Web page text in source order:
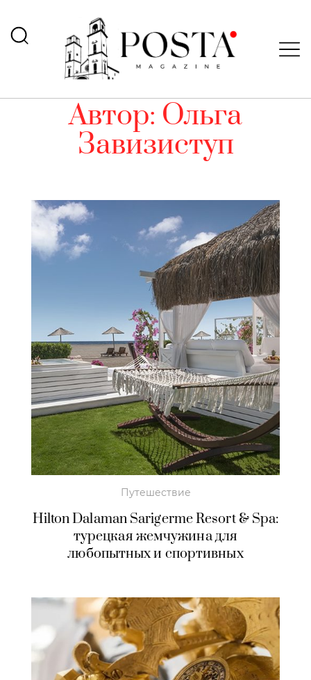
Автор: Ольга
Завизиступ
Путешествие
Hilton Dalaman Sarigerme Resort & Spa:
турецкая жемчужина для
любопытных и спортивных